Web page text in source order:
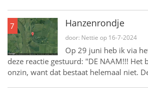
7 Hanzenrondje
door: Nettie op 16-7-2024
Op 29 juni heb ik via
deze reactie gestuurd: "DE NAAM!!! Het
onzin, want dat bestaat helemaal niet.